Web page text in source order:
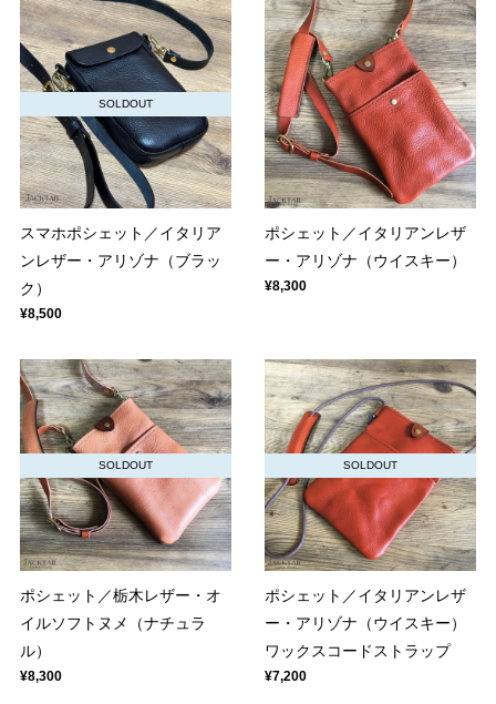
SOLDOUT
スマホポシェット／イタリア
ンレザー・アリゾナ（ブラッ
ク）
¥8,500
ポシェット／イタリアンレザ
ー・アリゾナ（ウイスキー）
¥8,300
SOLDOUT
ポシェット／栃木レザー・オ
イルソフトヌメ（ナチュラ
ル）
¥8,300
SOLDOUT
ポシェット／イタリアンレザ
ー・アリゾナ（ウイスキー）
ワックスコードストラップ
¥7,200